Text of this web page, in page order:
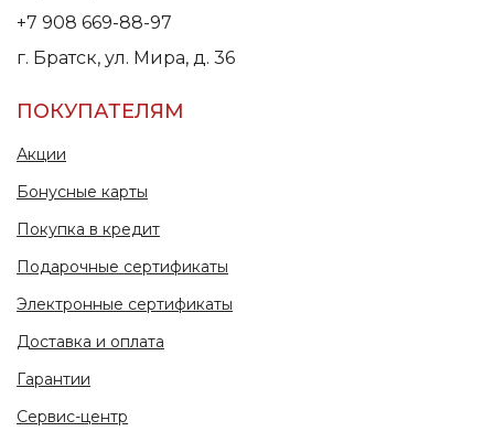
+7 908 669-88-97
г. Братск, ул. Мира, д. 36
ПОКУПАТЕЛЯМ
Акции
Бонусные карты
Покупка в кредит
Подарочные сертификаты
Электронные сертификаты
Доставка и оплата
Гарантии
Сервис-центр